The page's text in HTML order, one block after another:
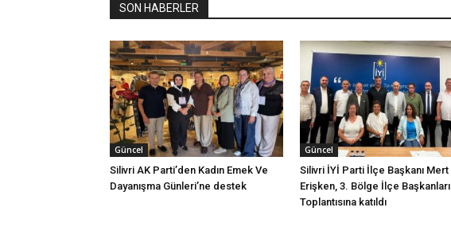
SON HABERLER
Güncel
Silivri AK Parti’den Kadın Emek Ve
Dayanışma Günleri’ne destek
Güncel
Silivri İYİ Parti İlçe Başkanı Mert
Erişken, 3. Bölge İlçe Başkanları
Toplantısına katıldı